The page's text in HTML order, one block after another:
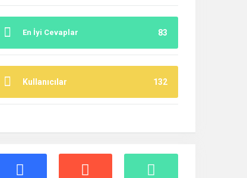
En İyi Cevaplar 83
Kullanıcılar 132
İstatistikler